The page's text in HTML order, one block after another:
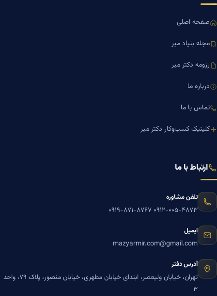
صفحه اصلی
مجله بنیاد میر
رزومه دکتر میر
درباره ما
تماس با ما
کلینیک کسب‌وکار دکتر میر
ارتباط با ما
تلفن مشاوره
۰۹۱۲-۰۰۵-۴۸۷۳ ۰۹۱۹-۸۷۱-۸۷۶۷
ایمیل
mazyarmir.com@gmail.com
آدرس دفتر
تهران، خیابان ولیعصر، ابتدای خیابان مطهری، خیابان منصور، پلاک ۷۹، واحد
۳